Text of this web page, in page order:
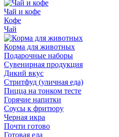
Чай и кофе
Кофе
Чай
Корма для животных
Подарочные наборы
Сувенирная продукция
Дикий вкус
Стритфуд (уличная еда)
Пицца на тонком тесте
Горячие напитки
Соусы к фритюру
Черная икра
Почти готово
Готовая еда